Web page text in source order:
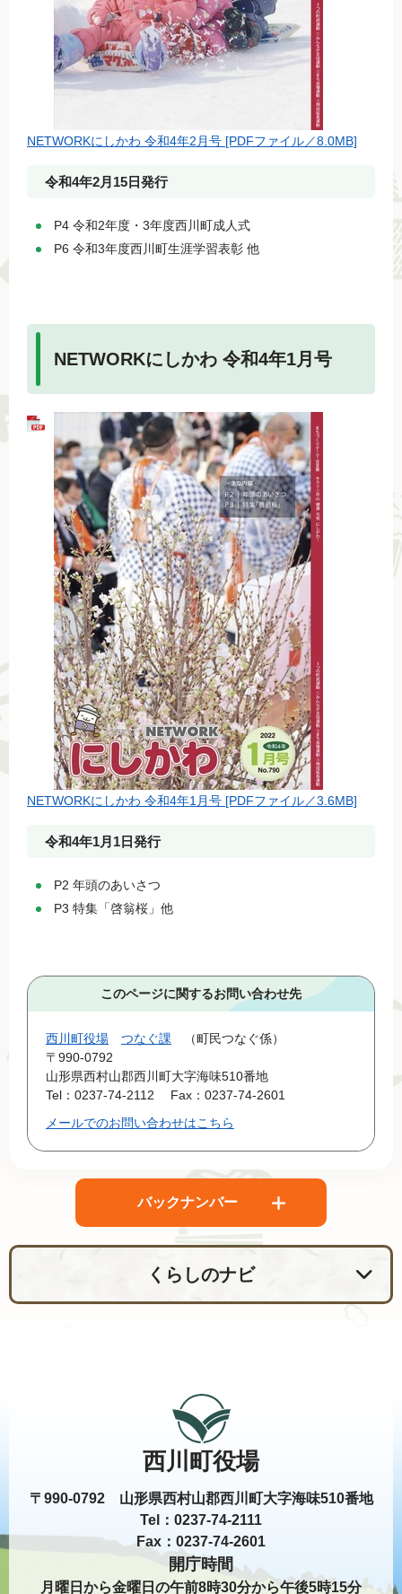
NETWORKにしかわ 令和4年2月号 [PDFファイル／8.0MB]
令和4年2月15日発行
P4 令和2年度・3年度西川町成人式
P6 令和3年度西川町生涯学習表彰 他
NETWORKにしかわ 令和4年1月号
NETWORKにしかわ 令和4年1月号 [PDFファイル／3.6MB]
令和4年1月1日発行
P2 年頭のあいさつ
P3 特集「啓翁桜」他
このページに関するお問い合わせ先
西川町役場 つなぐ課
町民つなぐ係
〒990-0792
山形県西村山郡西川町大字海味510番地
Tel：0237-74-2112
Fax：0237-74-2601
メールでのお問い合わせはこちら
バックナンバー
くらしのナビ
西川町役場
〒990-0792 山形県西村山郡西川町大字海味510番地
Tel：0237-74-2111
Fax：0237-74-2601
開庁時間
月曜日から金曜日の午前8時30分から午後5時15分